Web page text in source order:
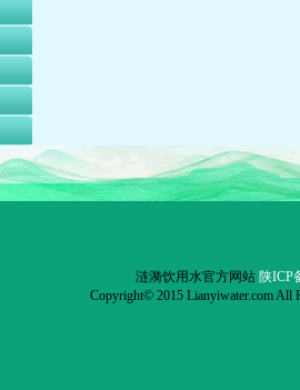
涟漪饮用水官方网站 陕ICP
Copyright© 2015 Lianyiwater.com